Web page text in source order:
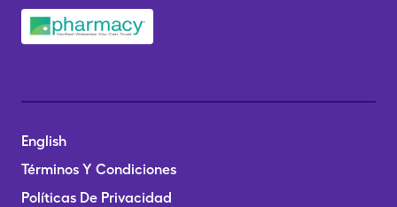
English
Términos Y Condiciones
Políticas De Privacidad